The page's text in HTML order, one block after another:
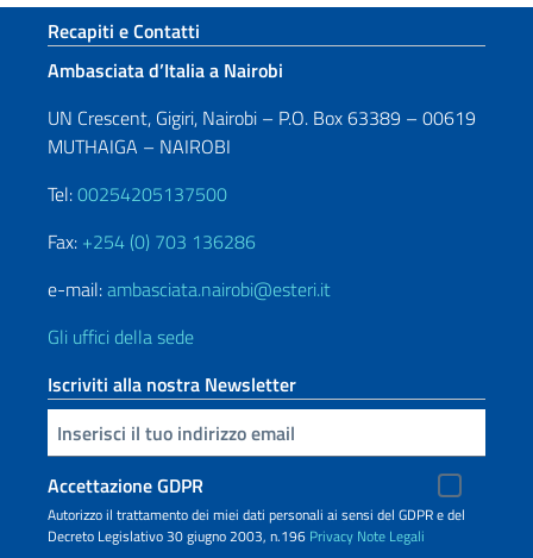
Sezione footer
Recapiti e Contatti
Ambasciata d’Italia a Nairobi
UN Crescent, Gigiri, Nairobi – P.O. Box 63389 – 00619
MUTHAIGA – NAIROBI
Tel:00254205137500
Fax: +254 (0) 703 136286
e-mail:ambasciata.nairobi@esteri.it
Gli uffici della sede
Iscriviti alla nostra Newsletter
Inserisci la tua email
Accettazione GDPR
Autorizzo il trattamento dei miei dati personali ai sensi del GDPR e del
Decreto Legislativo 30 giugno 2003, n.196 Privacy Note Legali